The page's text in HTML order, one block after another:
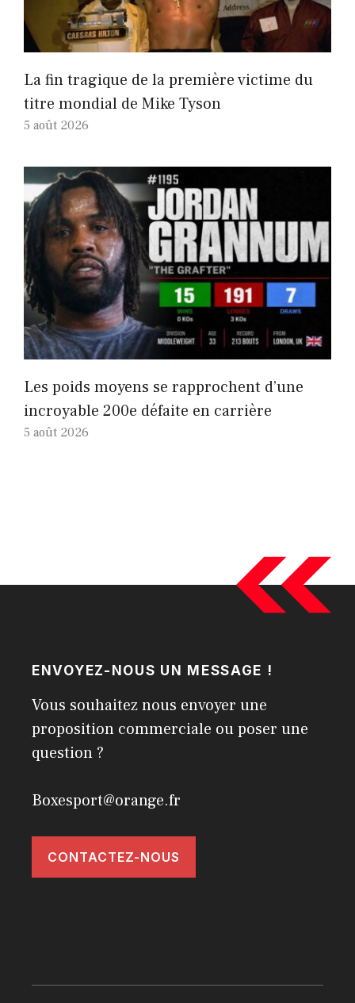
La fin tragique de la première victime du
titre mondial de Mike Tyson
5 août 2026
Les poids moyens se rapprochent d’une
incroyable 200e défaite en carrière
5 août 2026
ENVOYEZ-NOUS UN MESSAGE !
Vous souhaitez nous envoyer une
proposition commerciale ou poser une
question ?
Boxesport@orange.fr
CONTACTEZ-NOUS